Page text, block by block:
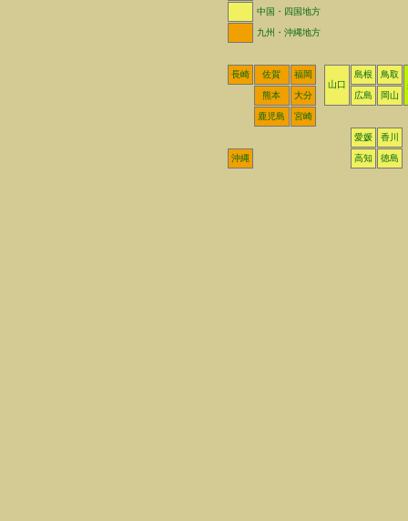
中国・四国地方
九州・沖縄地方
長崎 佐賀
福岡
山口
島根
鳥取
熊本
大分 広島 岡山
鹿児島 宮崎
愛媛 香川
沖縄 高知 徳島